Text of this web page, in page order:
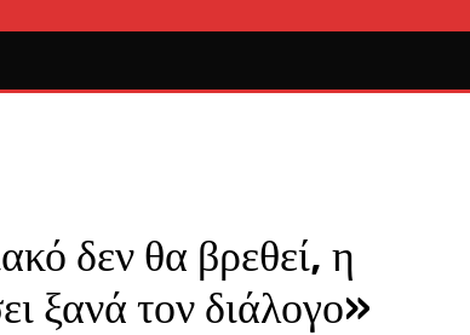
δεν θα βρεθεί, η
ξανά τον διάλογο»